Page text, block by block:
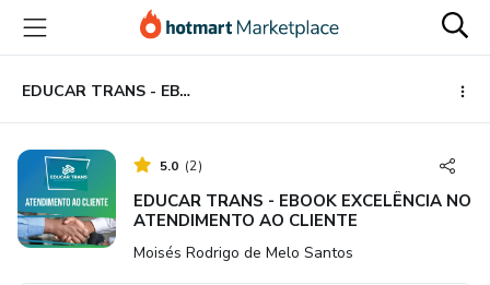
para
conteúdo
principal
para
pagamento
para
rodapé
EDUCAR TRANS - EBOOK EXCELÊNCIA NO ATENDIMENTO AO CLIENTE
5.0 (2)
EDUCAR TRANS - EBOOK EXCELÊNCIA NO
ATENDIMENTO AO CLIENTE
Moisés Rodrigo de Melo Santos